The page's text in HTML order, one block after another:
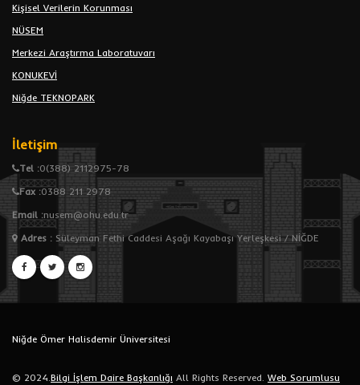
Kişisel Verilerin Korunması
NÜSEM
Merkezi Araştırma Laboratuvarı
KONUKEVİ
Niğde TEKNOPARK
İletişim
Tel :0(388) 2112975-78
Fax :0388 211 2978
Email :nusem@ohu.edu.tr
Adres : Süleyman Fethi Caddesi Aşağı Kayabaşı Yerleşkesi / NİĞDE
Niğde Ömer Halisdemir Üniversitesi
© 2024. Bilgi İşlem Daire Başkanlığı All Rights Reserved. Web Sorumlusu